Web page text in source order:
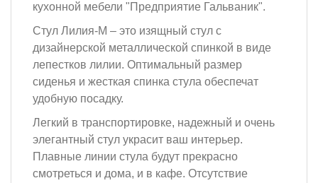
кухонной мебели "Предприятие Гальваник".
Стул Лилия-М – это изящный стул с
дизайнерской металлической спинкой в виде
лепестков лилии. Оптимальный размер
сиденья и жесткая спинка стула обеспечат
удобную посадку.
Легкий в транспортировке, надежный и очень
элегантный стул украсит ваш интерьер.
Плавные линии стула будут прекрасно
смотреться и дома, и в кафе. Отсутствие